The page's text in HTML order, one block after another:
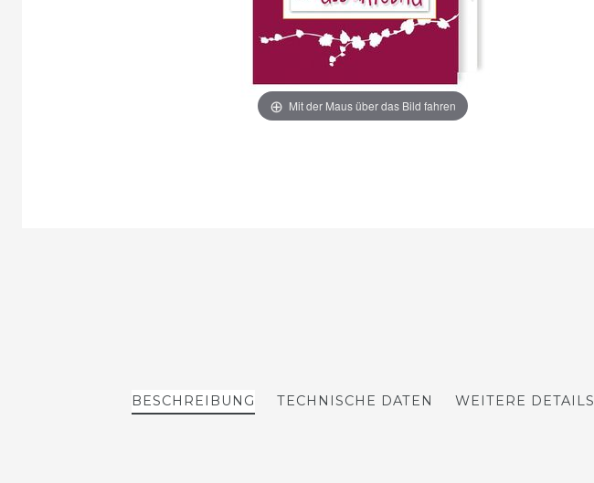
Mit der Maus über das Bild fahren
BESCHREIBUNG TECHNISCHE DATEN WEITERE DETAILS